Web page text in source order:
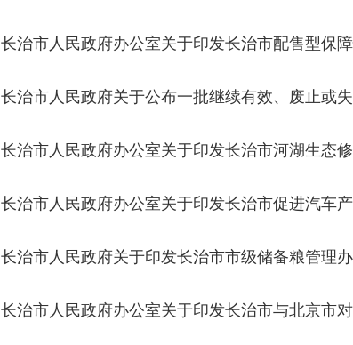
长治市人民政府办公室关于印发长治市配售型保
长治市人民政府关于公布一批继续有效、废止或
长治市人民政府办公室关于印发长治市河湖生态
长治市人民政府办公室关于印发长治市促进汽车
长治市人民政府关于印发长治市市级储备粮管理
长治市人民政府办公室关于印发长治市与北京市